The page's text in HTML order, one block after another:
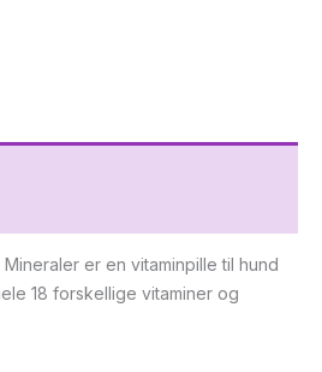
er en vitaminpille til hund
18 forskellige vitaminer og